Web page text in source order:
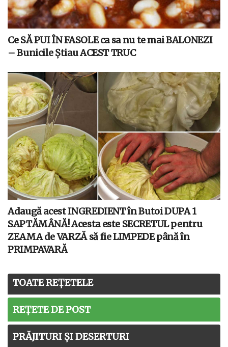
Ce SĂ PUI ÎN FASOLE ca sa nu te mai BALONEZI
– Bunicile Știau ACEST TRUC
Adaugă acest INGREDIENT în Butoi DUPA 1
SAPTĂMÂNĂ! Acesta este SECRETUL pentru
ZEAMA de VARZĂ să fie LIMPEDE până în
PRIMPAVARĂ
TOATE REȚETELE
REȚETE DE POST
PRĂJITURI ȘI DESERTURI